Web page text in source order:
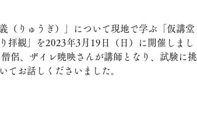
（りゅうぎ）」について現地で学ぶ「仮講堂
拝観」を2023年3月19日（日）に開催しまし
侶、ザイレ暁映さんが講師となり、試験に挑
てお話しくださいました。